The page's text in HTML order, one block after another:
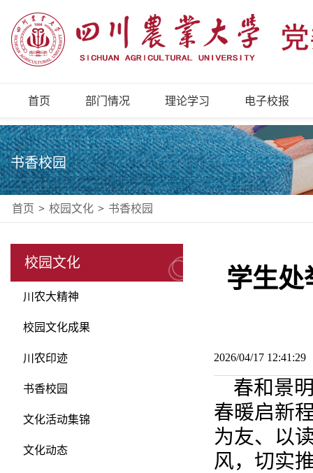
首页 部门情况 理论学习 电子校报
书香校园
首页 > 校园文化 > 书香校园
校园文化
川农大精神
校园文化成果
川农印迹
书香校园
文化活动集锦
文化动态
学生处
2026/04/17
春和景
春暖启新
为友、以
风，切实